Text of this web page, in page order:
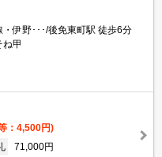
伊野･･･/後免東町駅 徒歩6分
ね甲
：4,500円)
71,000円